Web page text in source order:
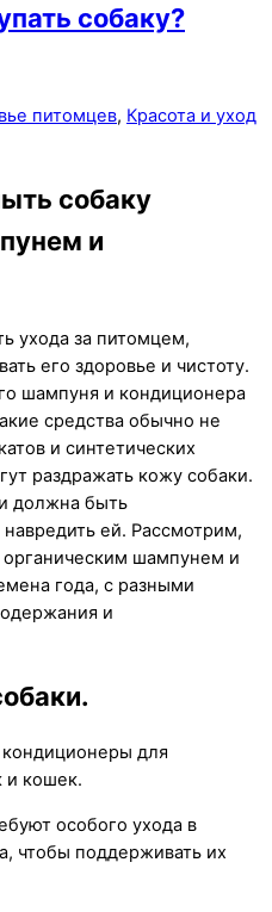
собаку?
питомцев, Красота и уход
собаку
и
ухода за питомцем,
его здоровье и чистоту.
шампуня и кондиционера
средства обычно не
и синтетических
раздражать кожу собаки.
должна быть
ей. Рассмотрим,
шампунем и
года, с разными
и
особого ухода в
чтобы поддерживать их